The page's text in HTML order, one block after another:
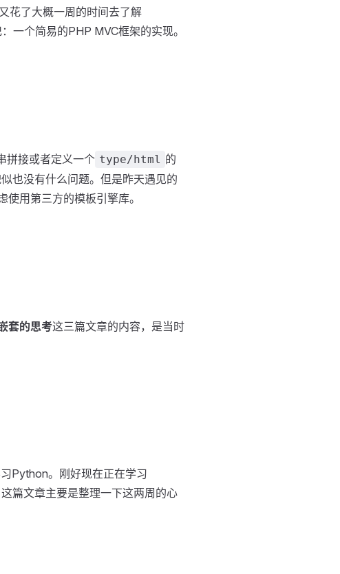
花了大概一周的时间去了解
一个简易的PHP MVC框架的实现。
拼接或者定义一个 type/html 的
也没有什么问题。但是昨天遇见的
用第三方的模板引擎库。
套的思考这三篇文章的内容，是当时
Python。刚好现在正在学习
篇文章主要是整理一下这两周的心